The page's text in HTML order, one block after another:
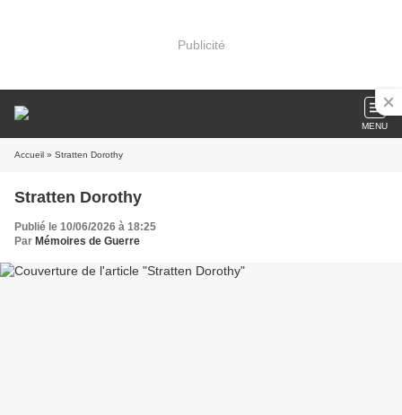
Publicité
MENU
Accueil » Stratten Dorothy
Stratten Dorothy
Publié le 10/06/2026 à 18:25
Par Mémoires de Guerre